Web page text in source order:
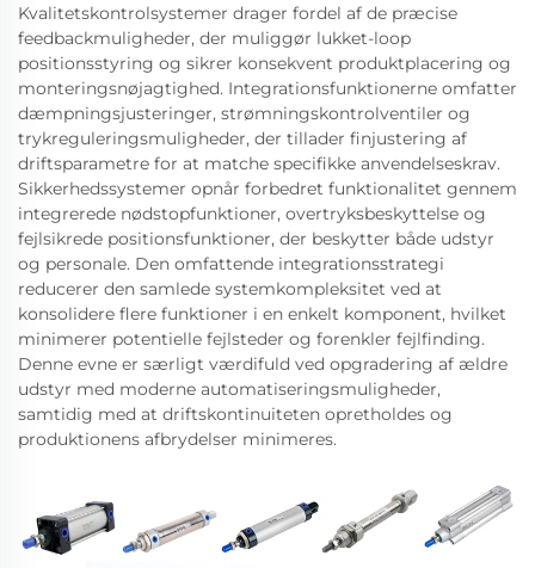
Kvalitetskontrolsystemer drager fordel af de præcise
feedbackmuligheder, der muliggør lukket-loop
positionsstyring og sikrer konsekvent produktplacering og
monteringsnøjagtighed. Integrationsfunktionerne omfatter
dæmpningsjusteringer, strømningskontrolventiler og
trykreguleringsmuligheder, der tillader finjustering af
driftsparametre for at matche specifikke anvendelseskrav.
Sikkerhedssystemer opnår forbedret funktionalitet gennem
integrerede nødstopfunktioner, overtryksbeskyttelse og
fejlsikrede positionsfunktioner, der beskytter både udstyr
og personale. Den omfattende integrationsstrategi
reducerer den samlede systemkompleksitet ved at
konsolidere flere funktioner i en enkelt komponent, hvilket
minimerer potentielle fejlsteder og forenkler fejlfinding.
Denne evne er særligt værdifuld ved opgradering af ældre
udstyr med moderne automatiseringsmuligheder,
samtidig med at driftskontinuiteten opretholdes og
produktionens afbrydelser minimeres.